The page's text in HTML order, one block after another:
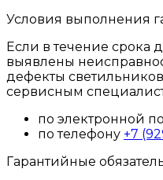
Условия выполнения
Если в течение срока
выявлены
дефекты
сервисным
по электронной
по телефону +7
Гарантийные